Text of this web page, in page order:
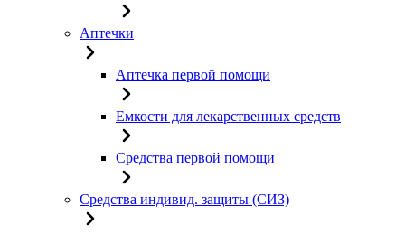
Аптечки
Аптечка первой помощи
Емкости для лекарственных средств
Средства первой помощи
Средства индивид. защиты (СИЗ)